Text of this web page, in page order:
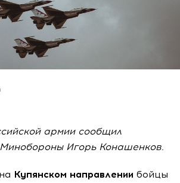
армии сообщил
Минобороны Игорь Конашенков.
Купянском направлении бойцы